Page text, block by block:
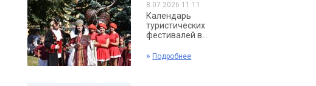
8.07.2026 11:11
Календарь
туристических
фестивалей в...
» Подробнее